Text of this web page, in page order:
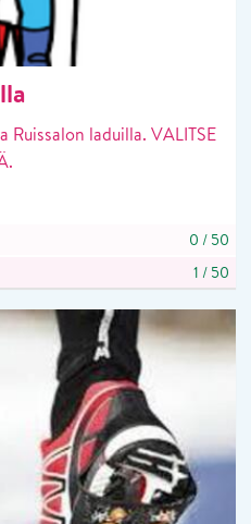
laduilla. VALITSE
0 / 50
1 / 50